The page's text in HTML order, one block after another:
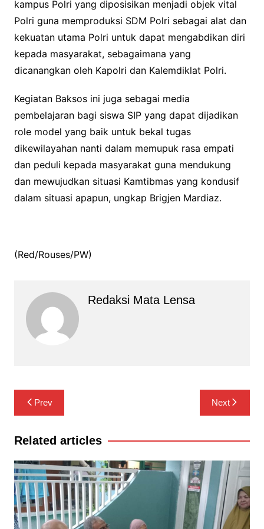
kampus Polri yang diposisikan menjadi objek vital
Polri guna memproduksi SDM Polri sebagai alat dan
kekuatan utama Polri untuk dapat mengabdikan diri
kepada masyarakat, sebagaimana yang
dicanangkan oleh Kapolri dan Kalemdiklat Polri.
Kegiatan Baksos ini juga sebagai media
pembelajaran bagi siswa SIP yang dapat dijadikan
role model yang baik untuk bekal tugas
dikewilayahan nanti dalam memupuk rasa empati
dan peduli kepada masyarakat guna mendukung
dan mewujudkan situasi Kamtibmas yang kondusif
dalam situasi apapun, ungkap Brigjen Mardiaz.
(Red/Rouses/PW)
Redaksi Mata Lensa
Navigasi
pos
Prev Next
Related articles